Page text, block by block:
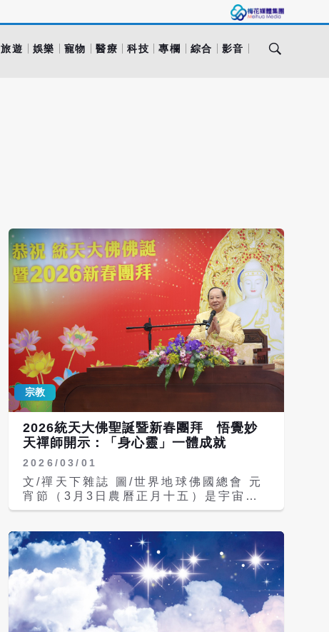
旅遊 娛樂 寵物 醫療 科技 專欄 綜合 影音
宗教
2026統天大佛聖誕暨新春團拜 悟覺妙
天禪師開示：「身心靈」一體成就
2026/03/01
文/禪天下雜誌 圖/世界地球佛國總會 元
宵節（3月3日農曆正月十五）是宇宙第
一尊佛「妙無金身統天大佛」在人間的聖
日週六當天，在台北南港大禪堂與地球佛
國大家庭的家人們一起為統天大佛暖壽，
並舉辦新春團拜。禪宗第八十五代宗師悟
覺妙天禪師身為地球佛國大家庭的大家
長，特別親臨現場與眾人同歡。活動精心
設計了六祖慧能大師音樂評書、悟覺妙天
禪師法語《一世成佛頌》改編音樂作品等